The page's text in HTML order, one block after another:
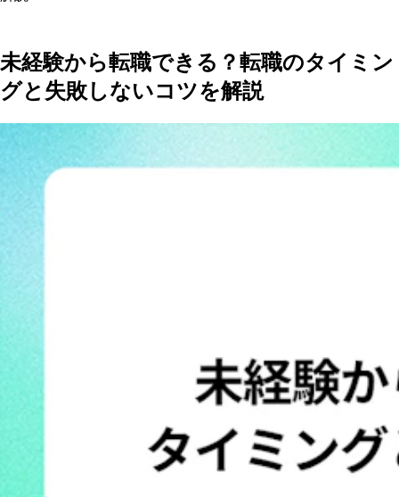
未経験から転職できる？転職のタイミン
グと失敗しないコツを解説